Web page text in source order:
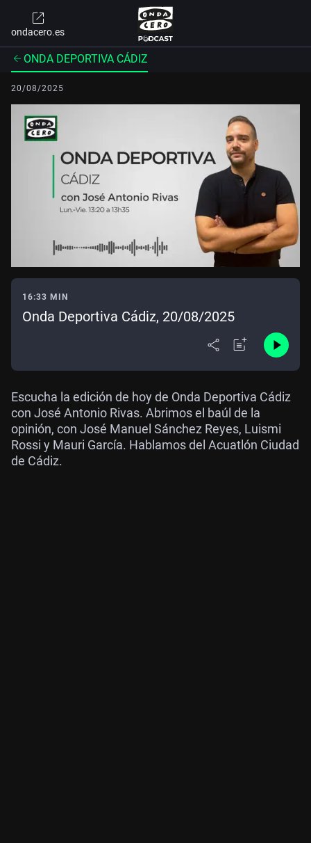
ondacero.es
ONDA DEPORTIVA CÁDIZ
20/08/2025
16:33 MIN
Onda Deportiva Cádiz, 20/08/2025
Escucha la edición de hoy de Onda Deportiva Cádiz
con José Antonio Rivas. Abrimos el baúl de la
opinión, con José Manuel Sánchez Reyes, Luismi
Rossi y Mauri García. Hablamos del Acuatlón Ciudad
de Cádiz.